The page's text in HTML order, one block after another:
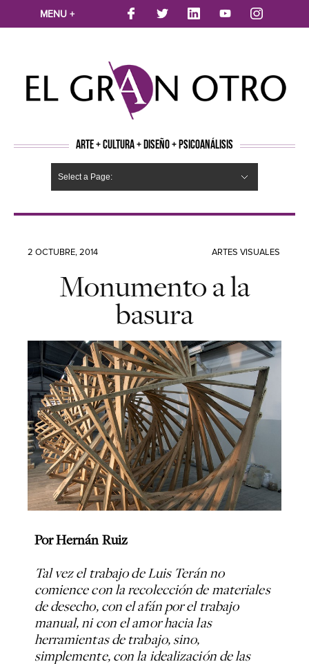
MENU +
ARTE + CULTURA + DISEÑO + PSICOANÁLISIS
Select a Page:
2 OCTUBRE, 2014 ARTES VISUALES
Monumento a la
basura
Por Hernán Ruiz
Tal vez el trabajo de Luis Terán no
comience con la recolección de materiales
de desecho, con el afán por el trabajo
manual, ni con el amor hacia las
herramientas de trabajo, sino,
simplemente, con la idealización de las